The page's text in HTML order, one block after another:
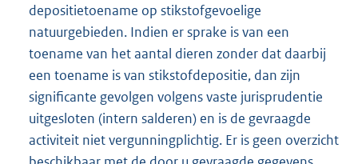
depositietoename op stikstofgevoelige
natuurgebieden. Indien er sprake is van een
toename van het aantal dieren zonder dat daarbij
een toename is van stikstofdepositie, dan zijn
significante gevolgen volgens vaste jurisprudentie
uitgesloten (intern salderen) en is de gevraagde
activiteit niet vergunningplichtig. Er is geen overzicht